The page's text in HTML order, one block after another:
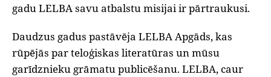
gadu LELBA savu atbalstu misijai ir pārtraukusi.
‌Daudzus gadus pastāvēja LELBA Apgāds, kas
rūpējās par teloģiskas literatūras un mūsu
garīdznieku grāmatu publicēšanu. LELBA, caur